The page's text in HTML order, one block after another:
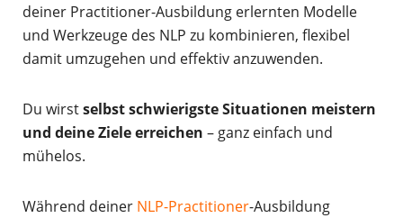
deiner Practitioner-Ausbildung erlernten Modelle
und Werkzeuge des NLP zu kombinieren, flexibel
damit umzugehen und effektiv anzuwenden.
Du wirstselbst schwierigste Situationen meistern
und deine Ziele erreichen – ganz einfach und
mühelos.
Während deiner NLP-Practitioner-Ausbildung